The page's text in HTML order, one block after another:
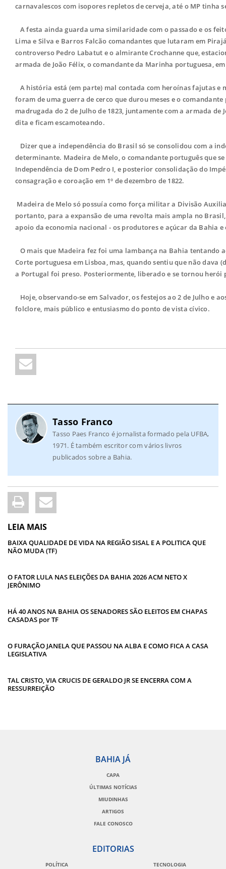
carnavalescos com isopores repletos de cerveja, até o MP tinha
A festa ainda guarda uma similaridade com o passado e os
Lima e Silva e Barros Falcão comandantes que lutaram em
controverso Pedro Labatut e o almirante Crochanne que,
armada de João Félix, o comandante da Marinha portuguesa,
A história está (em parte) mal contada com heroínas fajutas
foram de uma guerra de cerco que durou meses e o
madrugada do 2 de Julho de 1823, juntamente com a armada
dita e ficam escamoteando.
Dizer que a independência do Brasil só se consolidou com a
determinante. Madeira de Melo, o comandante português que
Independência de Dom Pedro I, e posterior consolidação do
consagração e coroação em 1º de dezembro de 1822.
Madeira de Melo só possuía como força militar a Divisão
portanto, para a expansão de uma revolta mais ampla no
apoio da economia nacional - os produtores e açúcar da Bahia e
O mais que Madeira fez foi uma lambança na Bahia tentando
Corte portuguesa em Lisboa, mas, quando sentiu que não dava
a Portugal foi preso. Posteriormente, liberado e se tornou herói
Hoje, observando-se em Salvador, os festejos ao 2 de Julho e
folclore, mais público e entusiasmo do ponto de vista cívico.
Tasso Franco
Tasso Paes Franco é jornalista formado pela UFBA,
1971. É também escritor com vários livros
publicados sobre a Bahia.
LEIA MAIS
BAIXA QUALIDADE DE VIDA NA REGIÃO SISAL E A POLITICA QUE
NÃO MUDA (TF)
O FATOR LULA NAS ELEIÇÕES DA BAHIA 2026 ACM NETO X
JERÔNIMO
HÁ 40 ANOS NA BAHIA OS SENADORES SÃO ELEITOS EM CHAPAS
CASADAS por TF
O FURAÇÃO JANELA QUE PASSOU NA ALBA E COMO FICA A CASA
LEGISLATIVA
TAL CRISTO, VIA CRUCIS DE GERALDO JR SE ENCERRA COM A
RESSURREIÇÃO
BAHIA JÁ
CAPA
ÚLTIMAS NOTÍCIAS
MIUDINHAS
ARTIGOS
FALE CONOSCO
EDITORIAS
POLÍTICA TECNOLOGIA